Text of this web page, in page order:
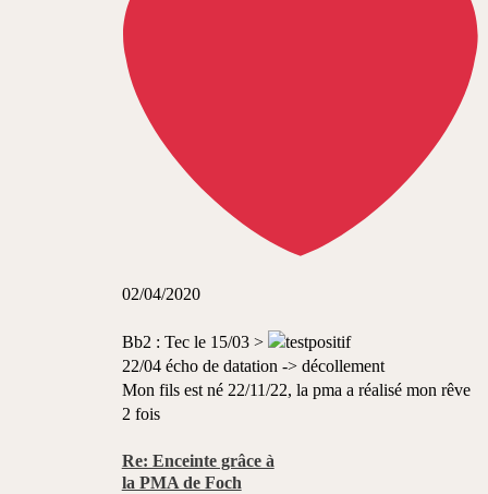
02/04/2020
Bb2 : Tec le 15/03 >
22/04 écho de datation -> décollement
Mon fils est né 22/11/22, la pma a réalisé mon rêve
2 fois
Re: Enceinte grâce à
la PMA de Foch